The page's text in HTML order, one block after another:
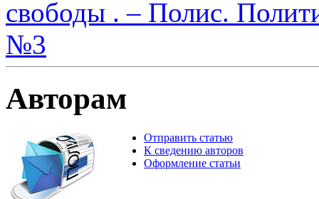
свободы . – Полис.
№3
Авторам
Отправить статью
К сведению авторов
Оформление статьи